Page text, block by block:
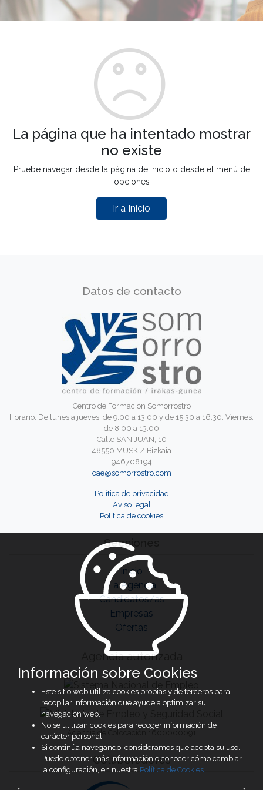
La página que ha intentado mostrar
no existe
Pruebe navegar desde la página de inicio o desde el menú de
opciones
Ir a Inicio
Datos de contacto
Centro de Formación Somorrostro
Horario: De lunes a jueves: de 9:00 a 13:00 y de 15:30 a 16:30. Viernes:
de 8:00 a 13:00
Calle SAN JUAN, 10
48550 MUSKIZ Bizkaia
946708194
cae@somorrostro.com
Política de privacidad
Aviso legal
Política de cookies
Secciones
Inicio
La Agencia
Candidatos/as
Empresas
Ofertas
Agencia autorizada
Agencia de Colocación 1600000091
Colaboradores
Información sobre Cookies
Este sitio web utiliza cookies propias y de terceros para
recopilar información que ayude a optimizar su
navegación web.
No se utilizan cookies para recoger información de
carácter personal.
Si continúa navegando, consideramos que acepta su uso.
Puede obtener más información o conocer cómo cambiar
la configuración, en nuestra Política de Cookies.